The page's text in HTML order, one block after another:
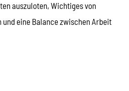
auszuloten, Wichtiges von
eine Balance zwischen Arbeit